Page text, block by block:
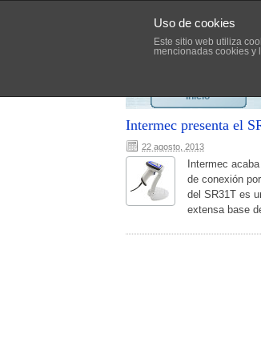
Inicio
Intermec presenta el
22 agosto, 2013
Intermec
de conexión
del SR31T es
extensa base
Uso de cookies
Este sitio web utiliza
mencionadas cookies y